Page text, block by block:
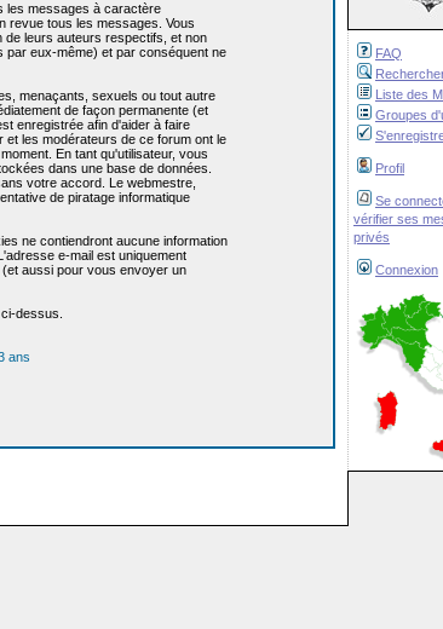
FAQ
Liste des
Groupes
Profil
Se
vérifier ses
privés
Connexion
les messages à caractère
revue tous les messages. Vous
leurs auteurs respectifs, et non
eux-même) et par conséquent ne
menaçants, sexuels ou tout autre
de façon permanente (et
enregistrée afin d'aider à faire
les modérateurs de ce forum ont le
En tant qu'utilisateur, vous
dans une base de données.
votre accord. Le webmestre,
de piratage informatique
ne contiendront aucune information
e-mail est uniquement
aussi pour vous envoyer un
dessus.
ans